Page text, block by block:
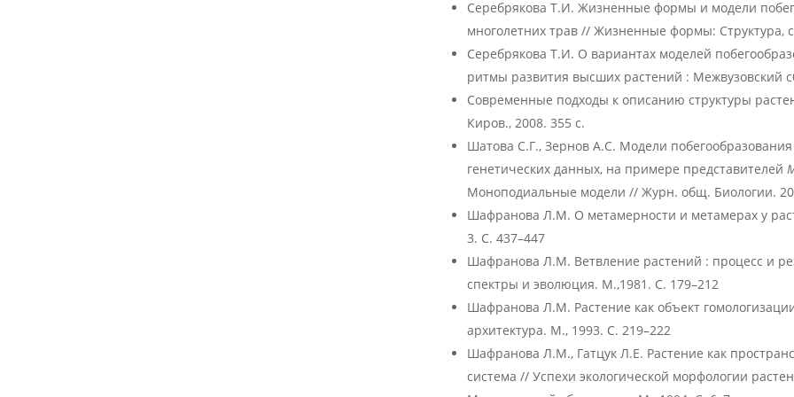
Серебрякова Т.И. Жизненные формы и модели
многолетних трав // Жизненные формы: Структура,
Серебрякова Т.И. О вариантах моделей
ритмы развития высших растений : Межвузовский
Современные подходы к описанию структуры
Киров., 2008. 355 с.
Шатова С.Г., Зернов А.С. Модели
генетических данных, на примере представителей
Моноподиальные модели // Журн. общ. Биологии.
Шафранова Л.М. О метамерности и метамерах у
3. С. 437–447
Шафранова Л.М. Ветвление растений : процесс и
спектры и эволюция. М.,1981. С. 179–212
Шафранова Л.М. Растение как объект
архитектура. М., 1993. С. 219–222
Шафранова Л.М., Гатцук Л.Е. Растение как
система // Успехи экологической морфологии